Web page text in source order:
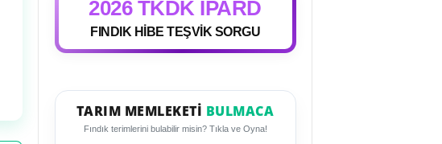
2026 TKDK IPARD
FINDIK HİBE TEŞVİK SORGU
TARIM MEMLEKETI BULMACA
Fındık terimlerini bulabilir misin? Tıkla ve Oyna!